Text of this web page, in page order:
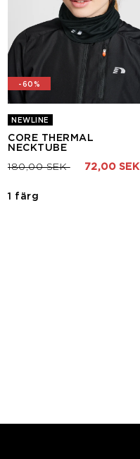
-60%
NEWLINE
CORE THERMAL
NECKTUBE
Pris nedsatt från
180,00 SEKtill 72,00 SEK
1 färg